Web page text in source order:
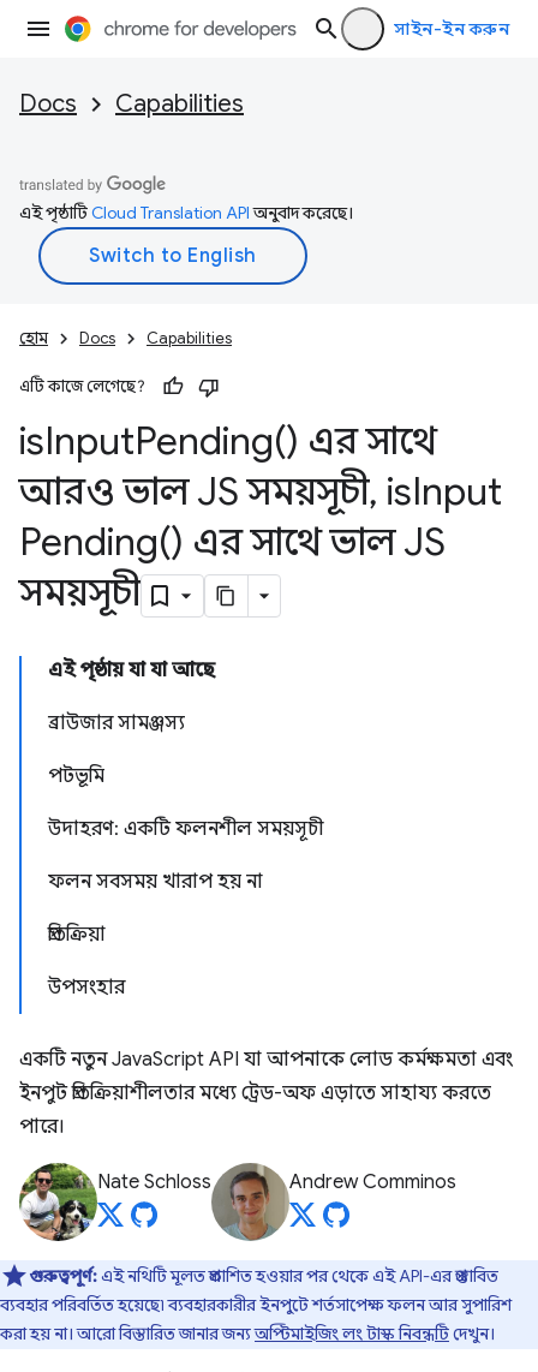
সাইন-ইন করুন
Docs Capabilities
এই পৃষ্ঠাটিCloud Translation APIঅনুবাদ করেছে।
হোম Docs Capabilities
এটি কাজে লেগেছে?
isInputPending() এর সাথে
আরও ভাল JS সময়সূচী, isInput
Pending() এর সাথে ভাল JS
সময়সূচী
এই পৃষ্ঠায় যা যা আছে
ব্রাউজার সামঞ্জস্য
পটভূমি
উদাহরণ: একটি ফলনশীল সময়সূচী
ফলন সবসময় খারাপ হয় না
প্রতিক্রিয়া
উপসংহার
একটি নতুন JavaScript API যা আপনাকে লোড কর্মক্ষমতা এবং
ইনপুট প্রতিক্রিয়াশীলতার মধ্যে ট্রেড-অফ এড়াতে সাহায্য করতে
পারে।
Nate Schloss Andrew Comminos
গুরুত্বপূর্ণ:এই নথিটি মূলত প্রকাশিত হওয়ার পর থেকে এই API-এর প্রস্তাবিত
ব্যবহার পরিবর্তিত হয়েছে৷ ব্যবহারকারীর ইনপুটে শর্তসাপেক্ষ ফলন আর সুপারিশ
করা হয় না। আরো বিস্তারিত জানার জন্যঅপ্টিমাইজিং লং টাস্ক নিবন্ধটিদেখুন।